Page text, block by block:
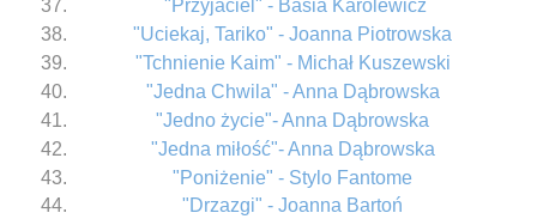
"Przyjaciel" - Basia Karolewicz
"Uciekaj, Tariko" - Joanna Piotrowska
"Tchnienie Kaim" - Michał Kuszewski
"Jedna Chwila" - Anna Dąbrowska
"Jedno życie"- Anna Dąbrowska
"Jedna miłość"- Anna Dąbrowska
"Poniżenie" - Stylo Fantome
"Drzazgi" - Joanna Bartoń